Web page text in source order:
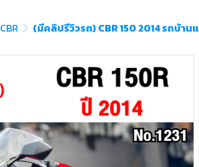
CBR (มีคลิปรีวิวรถ) CBR 150 2014 รถบ้า